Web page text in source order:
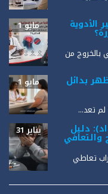
الأدوية
مايو 1
بالخروج من
بدائل
مايو 1
تعد...
دليل
والتعافي
يناير 31
تعاطي